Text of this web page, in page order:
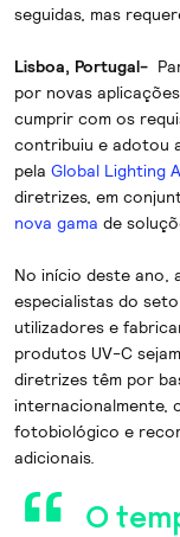
seguidas, mas
Lisboa, Portugal-
por novas
cumprir com os
contribuiu e adotou
pela Global Lighting
diretrizes, em
nova gama de
No início deste ano,
especialistas do
utilizadores e
produtos UV-C
diretrizes têm por
internacionalmente,
fotobiológico e
adicionais.
O